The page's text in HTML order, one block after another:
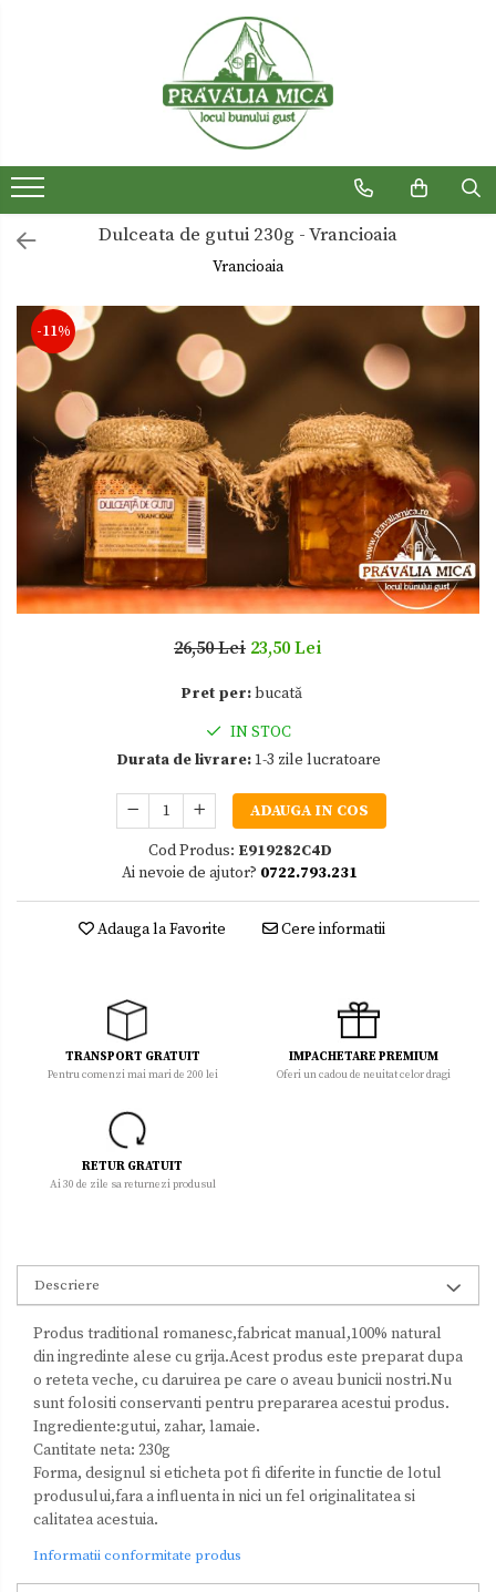
Dulceturi fara zahar
Dulciuri de casa
Otet
Paste
Sirop
Sosuri
Uleiuri
Zacusca
Dulceata de gutui 230g - Vrancioaia
Vrancioaia
-11%
26,50 Lei 23,50 Lei
Pret per:bucată
IN STOC
Durata de livrare:1-3 zile lucratoare
ADAUGA IN COS
Cod Produs: E919282C4D
Ai nevoie de ajutor? 0722.793.231
Adauga la Favorite Cere informatii
TRANSPORT GRATUIT
Pentru comenzi mai mari de 200 lei
IMPACHETARE PREMIUM
Oferi un cadou de neuitat celor dragi
RETUR GRATUIT
Ai 30 de zile sa returnezi produsul
Descriere
Produs traditional romanesc,fabricat manual,100% natural
din ingredinte alese cu grija.Acest produs este preparat dupa
o reteta veche, cu daruirea pe care o aveau bunicii nostri.Nu
sunt folositi conservanti pentru prepararea acestui produs.
Ingrediente:gutui, zahar, lamaie.
Cantitate neta: 230g
Forma, designul si eticheta pot fi diferite in functie de lotul
produsului,fara a influenta in nici un fel originalitatea si
calitatea acestuia.
Informatii conformitate produs